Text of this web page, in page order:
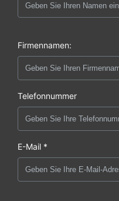
Firmennamen:
Telefonnummer
E-Mail *